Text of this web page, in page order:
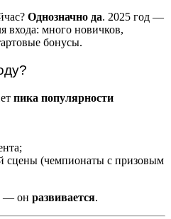
Однозначно да. 2025 год —
входа: много новичков,
бонусы.
пика популярности
сцены (чемпионаты с призовым
— он развивается.